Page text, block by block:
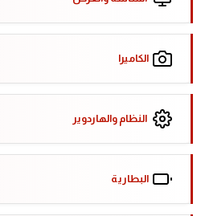
الكاميرا
النظام والهاردوير
البطارية